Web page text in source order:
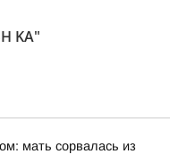
KA"
мать сорвалась из